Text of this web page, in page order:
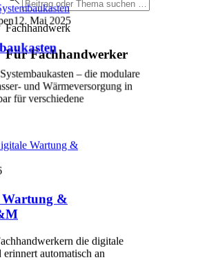
Fachhandwerk
Für Fachhandwerker
12. Mai 2025
– die modulare
und Wärmeversorgung in
für verschiedene
Wartung &
Wartung &
die digitale
automatisch an